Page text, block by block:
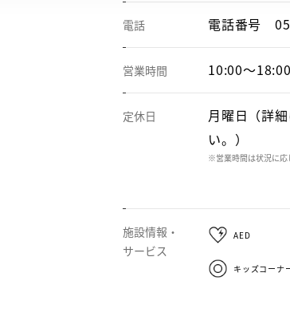
電話 電話番号
営業時間 10:00～18:00
定休日
月曜日（詳
い。）
※営業時間は状況に応
施設情報・
サービス
AED
キッズコーナ